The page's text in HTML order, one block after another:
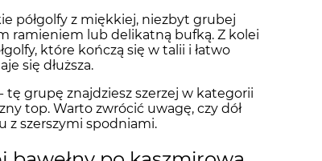
półgolfy z miękkiej, niezbyt grubej
ramieniem lub delikatną bufką. Z kolei
które kończą się w talii i łatwo
się dłuższa.
grupę znajdziesz szerzej w kategorii
top. Warto zwrócić uwagę, czy dół
z szerszymi spodniami.